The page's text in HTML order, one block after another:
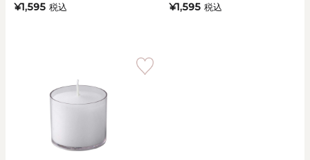
¥1,595 税込 ¥1,595 税込